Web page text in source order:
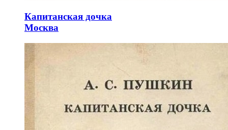
Капитанская дочка
Москва